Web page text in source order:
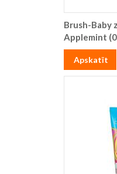
Brush-Baby
Applemint
Apskatīt